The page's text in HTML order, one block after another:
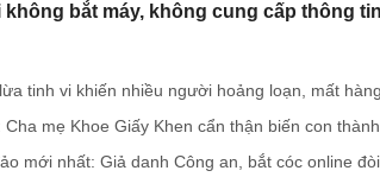
bắt máy, không cung cấp thông
tinh vi khiến nhiều người hoảng loạn, mất
mẹ Khoe Giấy Khen cẩn thận biến con
mới nhất: Giả danh Công an, bắt cóc online